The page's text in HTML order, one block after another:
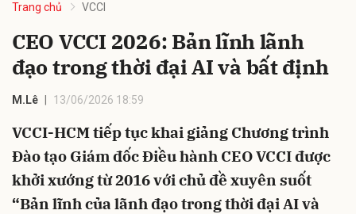
Trang chủ VCCI
CEO VCCI 2026: Bản lĩnh lãnh
đạo trong thời đại AI và bất định
M.Lê 13/06/2026 18:59
VCCI-HCM tiếp tục khai giảng Chương trình
Đào tạo Giám đốc Điều hành CEO VCCI được
khởi xướng từ 2016 với chủ đề xuyên suốt
“Bản lĩnh của lãnh đạo trong thời đại AI và
Hủy